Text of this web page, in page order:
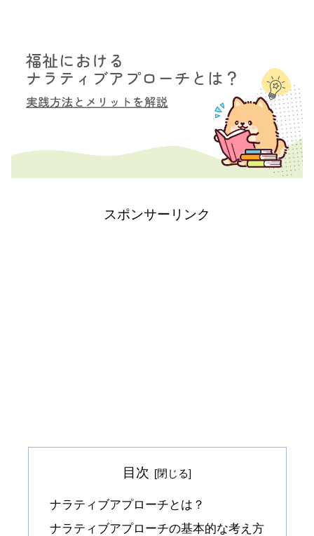
スポンサーリンク
目次
ナラティブアプローチとは？
ナラティブアプローチの基本的な考え方